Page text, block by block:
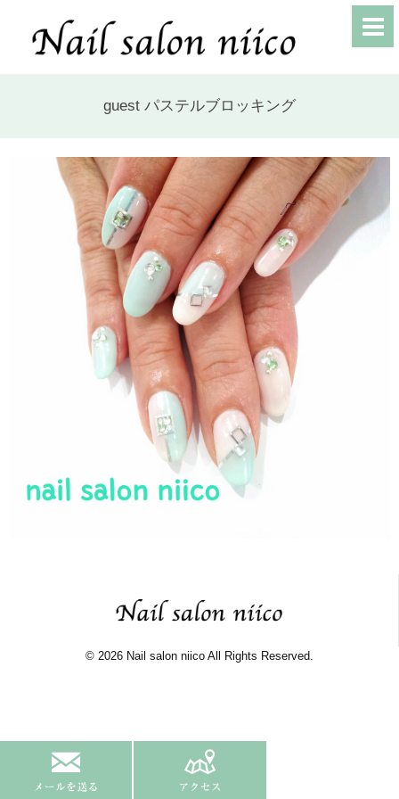
guest パステルブロッキング
© 2026 Nail salon niico All Rights Reserved.